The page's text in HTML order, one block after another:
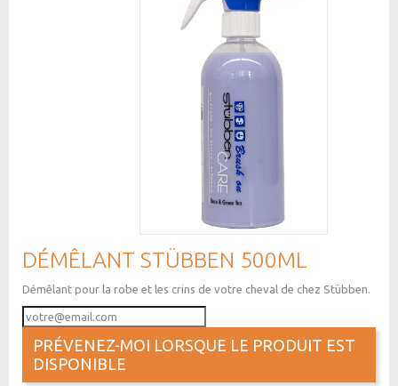
DÉMÊLANT STÜBBEN 500ML
Démêlant pour la robe et les crins de votre cheval de chez Stübben.
PRÉVENEZ-MOI LORSQUE LE PRODUIT EST
DISPONIBLE